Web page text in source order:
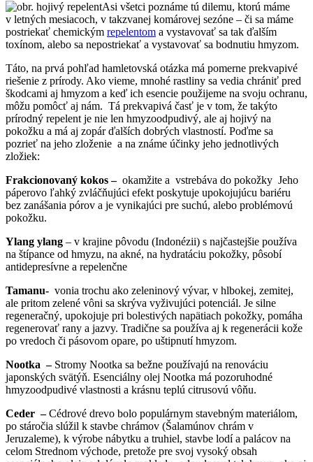
Asi všetci poznáme tú dilemu, ktorú máme
v letných mesiacoch, v takzvanej komárovej sezóne – či sa máme
postriekať chemickým repelentom a vystavovať sa tak ďalším
toxínom, alebo sa nepostriekať a vystavovať sa bodnutiu hmyzom.
Táto, na prvá pohľad hamletovská otázka má pomerne prekvapivé
riešenie z prírody. Ako vieme, mnohé rastliny sa vedia chrániť pred
škodcami aj hmyzom a keď ich esencie použijeme na svoju ochranu,
môžu pomôcť aj nám. Tá prekvapivá časť je v tom, že takýto
prírodný repelent je nie len hmyzoodpudivý, ale aj hojivý na
pokožku a má aj zopár ďalších dobrých vlastností. Poďme sa
pozrieť na jeho zloženie a na známe účinky jeho jednotlivých
zložiek:
Frakcionovaný kokos – okamžite a vstrebáva do pokožky Jeho
páperovo ľahký zvláčňujúci efekt poskytuje upokojujúcu bariéru
bez zanášania pórov a je vynikajúci pre suchú, alebo problémovú
pokožku.
Ylang ylang – v krajine pôvodu (Indonézii) s najčastejšie používa
na štípance od hmyzu, na akné, na hydratáciu pokožky, pôsobí
antidepresívne a repelenčne
Tamanu- vonia trochu ako zeleninový vývar, v hlbokej, zemitej,
ale pritom zelené vôni sa skrýva vyživujúci potenciál. Je silne
regeneračný, upokojuje pri bolestivých napätiach pokožky, pomáha
regenerovať rany a jazvy. Tradične sa používa aj k regenerácii kože
po vredoch či pásovom opare, po uštipnutí hmyzom.
Nootka – Stromy Nootka sa bežne používajú na renováciu
japonských svätýň. Esenciálny olej Nootka má pozoruhodné
hmyzoodpudivé vlastnosti a krásnu teplú citrusovú vôňu.
Ceder –Cédrové drevo bolo populárnym stavebným materiálom,
po stáročia slúžil k stavbe chrámov (Šalamúnov chrám v
Jeruzaleme), k výrobe nábytku a truhiel, stavbe lodí a palácov na
celom Strednom východe, pretože pre svoj vysoký obsah